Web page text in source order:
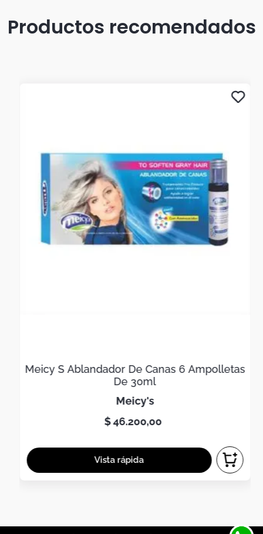
Productos recomendados
Meicy S Ablandador De Canas 6 Ampolletas
De 30ml
meicy's
$46.200,00